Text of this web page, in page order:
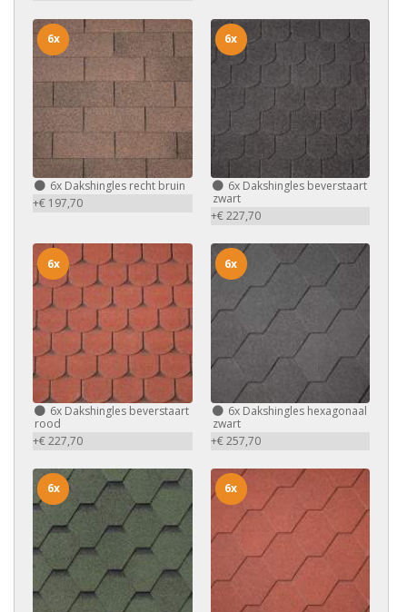
6x Dakshingles recht bruin
+€ 197,70
6x
6xDakshingles beverstaart
zwart
+€ 227,70
6x
6x Dakshingles beverstaart
rood
+€ 227,70
6x
6xDakshingles hexagonaal
zwart
+€ 257,70
6x
6x 6x